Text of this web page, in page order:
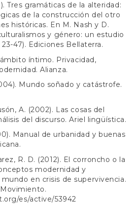
Tres gramáticas de la alteridad:
de la construcción del otro
históricas. En M. Nash y D.
y género: un estudio
47). Ediciones Bellaterra.
íntimo. Privacidad,
Alianza.
Mundo soñado y catástrofe.
A. (2002). Las cosas del
del discurso. Ariel lingüística.
Manual de urbanidad y buenas
R. D. (2012). El corroncho o la
modernidad y
en crisis de supervivencia.
es/active/53942